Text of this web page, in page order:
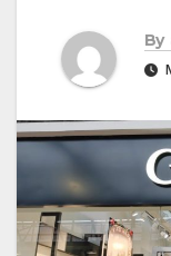
By